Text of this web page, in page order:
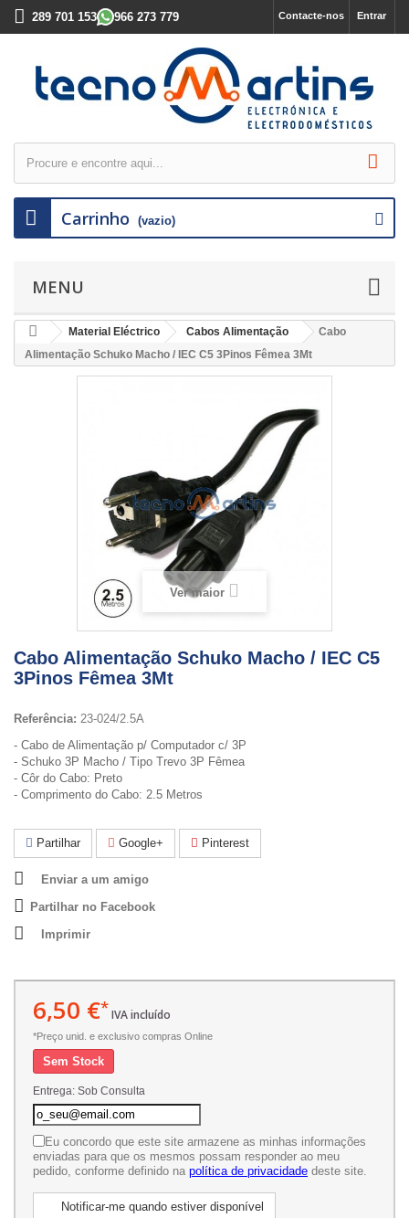
Entrar
Contacte-nos
289 701 153 966 273 779
Carrinho (vazio)
MENU
Material Eléctrico Cabos Alimentação
Cabo
Alimentação Schuko Macho / IEC C5 3Pinos Fêmea 3Mt
Ver maior
Cabo Alimentação Schuko Macho / IEC C5
3Pinos Fêmea 3Mt
Referência: 23-024/2.5A
- Cabo de Alimentação p/ Computador c/ 3P
- Schuko 3P Macho / Tipo Trevo 3P Fêmea
- Côr do Cabo: Preto
- Comprimento do Cabo: 2.5 Metros
Partilhar Google+ Pinterest
Enviar a um amigo
Partilhar no Facebook
Imprimir
6,50 €*IVA incluído
*Preço unid. e exclusivo compras Online
Sem Stock
Entrega: Sob Consulta
Eu concordo que este site armazene as minhas informações
enviadas para que os mesmos possam responder ao meu
pedido, conforme definido na política de privacidade deste site.
Notificar-me quando estiver disponível